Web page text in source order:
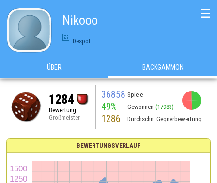
Nikooo
Despot
☰
ÜBER BACKGAMMON
1284
Bewertung
Großmeister
36858 Spiele
49% Gewonnen (17983)
1286 Durchschn. Gegnerbewertung
BEWERTUNGSVERLAUF